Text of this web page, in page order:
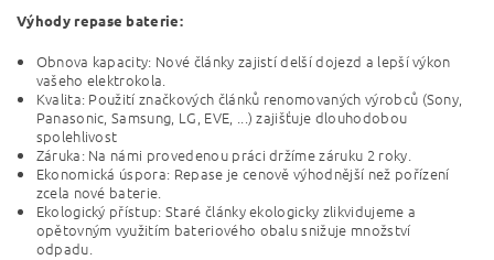
Výhody repase baterie:
Obnova kapacity: Nové články zajistí delší dojezd a lepší výkon
vašeho elektrokola.
Kvalita: Použití značkových článků renomovaných výrobců (Sony,
Panasonic, Samsung, LG, EVE, ...) zajišťuje dlouhodobou
spolehlivost
Záruka: Na námi provedenou práci držíme záruku 2 roky.
Ekonomická úspora: Repase je cenově výhodnější než pořízení
zcela nové baterie.
Ekologický přístup: Staré články ekologicky zlikvidujeme a
opětovným využitím bateriového obalu snižuje množství
odpadu.